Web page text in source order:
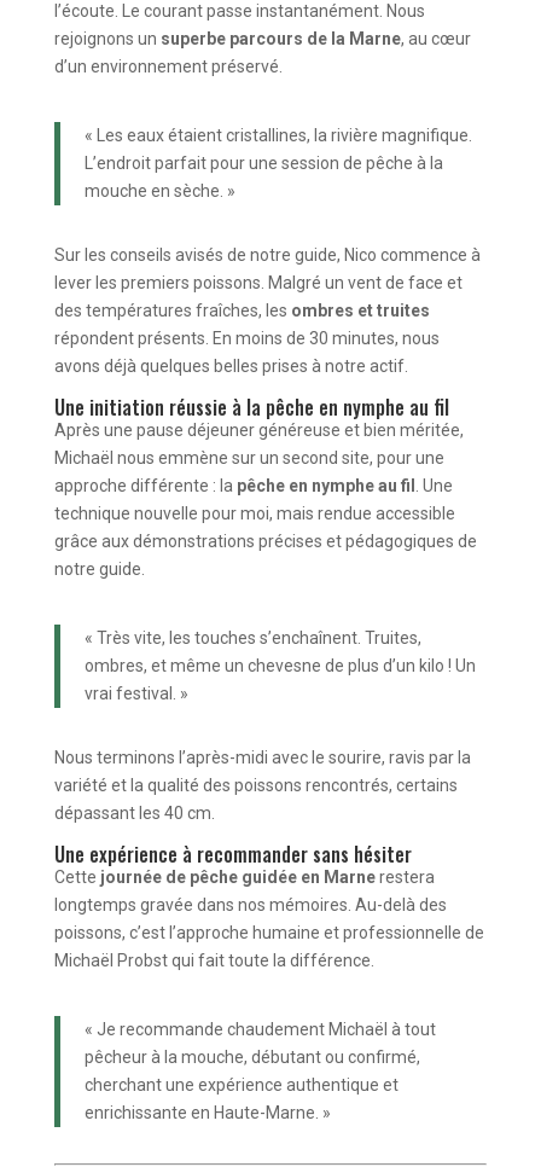
l’écoute. Le courant passe instantanément. Nous
rejoignons un superbe parcours de la Marne, au cœur
d’un environnement préservé.
« Les eaux étaient cristallines, la rivière magnifique.
L’endroit parfait pour une session de pêche à la
mouche en sèche. »
Sur les conseils avisés de notre guide, Nico commence à
lever les premiers poissons. Malgré un vent de face et
des températures fraîches, les ombres et truites
répondent présents. En moins de 30 minutes, nous
avons déjà quelques belles prises à notre actif.
Une initiation réussie à la pêche en nymphe au fil
Après une pause déjeuner généreuse et bien méritée,
Michaël nous emmène sur un second site, pour une
approche différente : la pêche en nymphe au fil
. Une
technique nouvelle pour moi, mais rendue accessible
grâce aux démonstrations précises et pédagogiques de
notre guide.
« Très vite, les touches s’enchaînent. Truites,
ombres, et même un chevesne de plus d’un kilo ! Un
vrai festival. »
Nous terminons l’après-midi avec le sourire, ravis par la
variété et la qualité des poissons rencontrés, certains
dépassant les 40 cm.
Une expérience à recommander sans hésiter
Cette journée de pêche guidée en Marnerestera
longtemps gravée dans nos mémoires. Au-delà des
poissons, c’est l’approche humaine et professionnelle de
Michaël Probst qui fait toute la différence.
« Je recommande chaudement Michaël à tout
pêcheur à la mouche, débutant ou confirmé,
cherchant une expérience authentique et
enrichissante en Haute-Marne. »